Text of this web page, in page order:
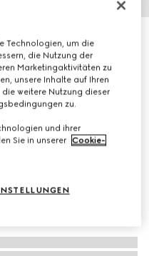
Technologien, um die
die Nutzung der
Marketingaktivitäten zu
unsere Inhalte auf Ihren
weitere Nutzung dieser
zu.
und ihrer
Sie in unserer Cookie-